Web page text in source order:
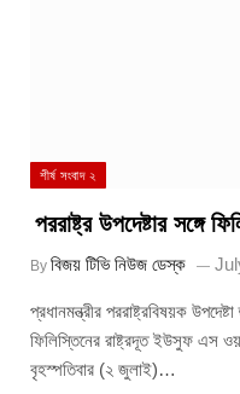
শীর্ষ সংবাদ ২
পররাষ্ট্র উপদেষ্টার সঙ্গে
By বিজয় টিভি নিউজ ডেস্ক
প্রধানমন্ত্রীর পররাষ্ট্রবিষয়ক
ফিলিস্তিনের রাষ্ট্রদূত ইউসুফ এস
বৃহস্পতিবার (২ জুলাই)…